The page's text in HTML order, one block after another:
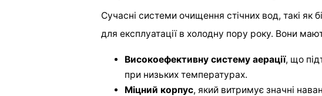
Сучасні системи очищення стічних вод, такі як
для експлуатації в холодну пору року. Вони
Високоефективну систему аерації, що
при низьких температурах.
Міцний корпус, який витримує значні